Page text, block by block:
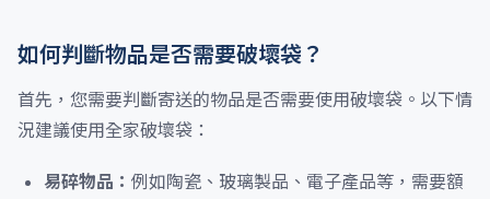
如何判斷物品是否需要破壞袋？
首先，您需要判斷寄送的物品是否需要使用破壞袋。以下情
況建議使用全家破壞袋：
易碎物品： 例如陶瓷、玻璃製品、電子產品等，需要額